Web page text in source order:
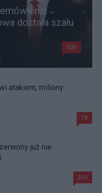
dostała szału
305
atakiem, miliony
78
już nie
206